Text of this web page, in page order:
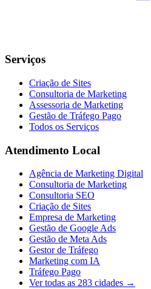
Serviços
Criação de Sites
Consultoria de Marketing
Assessoria de Marketing
Gestão de Tráfego Pago
Todos os Serviços
Atendimento Local
Agência de Marketing Digital
Consultoria de Marketing
Consultoria SEO
Criação de Sites
Empresa de Marketing
Gestão de Google Ads
Gestão de Meta Ads
Gestor de Tráfego
Marketing com IA
Tráfego Pago
Ver todas as 283 cidades →